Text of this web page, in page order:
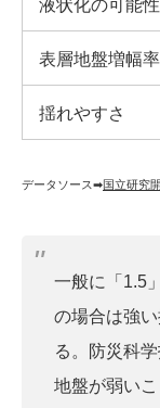
液状化の可能性
表層地盤増幅率
揺れやすさ
データソース➡︎国立研究
一般に「1.5
の場合は強
る。防災科
地盤が弱いこ